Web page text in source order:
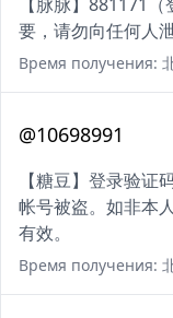
【脉脉】881171
要，请勿向任何人
Время получения:
@10698991
【糖豆】登录验
帐号被盗。如非本
有效。
Время получения: